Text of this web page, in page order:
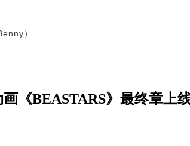
）
《BEASTARS》最终章上